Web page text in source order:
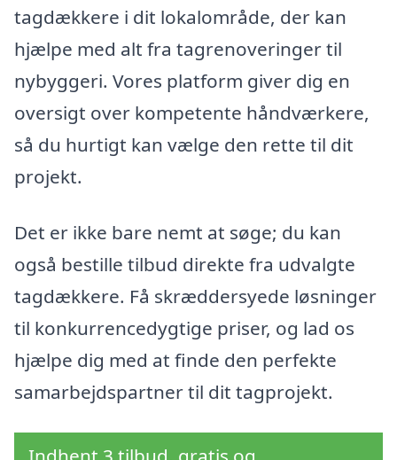
tagdækkere i dit lokalområde, der kan
hjælpe med alt fra tagrenoveringer til
nybyggeri. Vores platform giver dig en
oversigt over kompetente håndværkere,
så du hurtigt kan vælge den rette til dit
projekt.
Det er ikke bare nemt at søge; du kan
også bestille tilbud direkte fra udvalgte
tagdækkere. Få skræddersyede løsninger
til konkurrencedygtige priser, og lad os
hjælpe dig med at finde den perfekte
samarbejdspartner til dit tagprojekt.